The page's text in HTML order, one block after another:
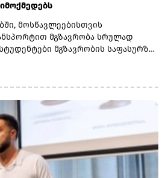
სავარაუდო დივიდენდური
მნიშვნელოვან ჭარბ ფულად
მოსწავლეებისთვის
მგზავრობა სრულად
მგზავრობის საფასურზე